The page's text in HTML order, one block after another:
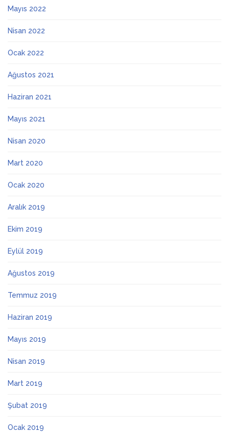
Mayıs 2022
Nisan 2022
Ocak 2022
Ağustos 2021
Haziran 2021
Mayıs 2021
Nisan 2020
Mart 2020
Ocak 2020
Aralık 2019
Ekim 2019
Eylül 2019
Ağustos 2019
Temmuz 2019
Haziran 2019
Mayıs 2019
Nisan 2019
Mart 2019
Şubat 2019
Ocak 2019